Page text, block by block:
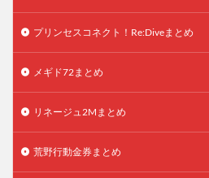
プリンセスコネクト！Re:Diveまとめ
メギド72まとめ
リネージュ2Mまとめ
荒野行動金券まとめ